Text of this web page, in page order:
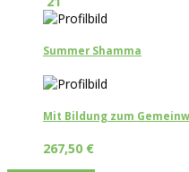
Summer Shamma
Mit Bildung zum
267,50 €